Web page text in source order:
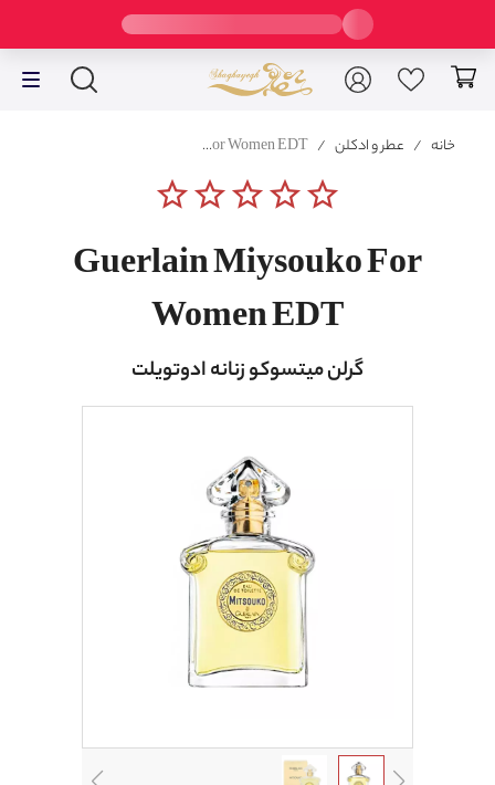
خانه / عطر و ادکلن /
Guerlain Miysouko For Women EDT
star_borderstar_borderstar_borderstar_borderstar_border
Guerlain Miysouko For
Women EDT
گرلن میتسوکو زنانه ادوتویلت